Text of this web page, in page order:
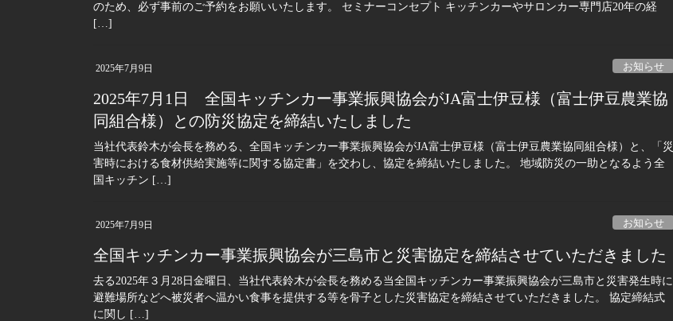
のため、必ず事前のご予約をお願いいたします。 セミナーコンセプト キッチンカーやサロンカー専門店20年の経
[…]
2025年7月9日 お知らせ
2025年7月1日 全国キッチンカー事業振興協会がJA富士伊豆様（富士伊豆農業協
同組合様）との防災協定を締結いたしました
当社代表鈴木が会長を務める、全国キッチンカー事業振興協会がJA富士伊豆様（富士伊豆農業協同組合様）と、「災
害時における食材供給実施等に関する協定書」を交わし、協定を締結いたしました。 地域防災の一助となるよう全
国キッチン […]
2025年7月9日 お知らせ
全国キッチンカー事業振興協会が三島市と災害協定を締結させていただきました
去る2025年３月28日金曜日、当社代表鈴木が会長を務める当全国キッチンカー事業振興協会が三島市と災害発生時に
避難場所などへ被災者へ温かい食事を提供する等を骨子とした災害協定を締結させていただきました。 協定締結式
に関し […]